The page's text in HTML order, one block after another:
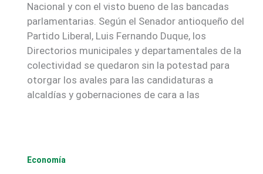
Nacional y con el visto bueno de las bancadas
parlamentarias. Según el Senador antioqueño del
Partido Liberal, Luis Fernando Duque, los
Directorios municipales y departamentales de la
colectividad se quedaron sin la potestad para
otorgar los avales para las candidaturas a
alcaldías y gobernaciones de cara a las
Economía